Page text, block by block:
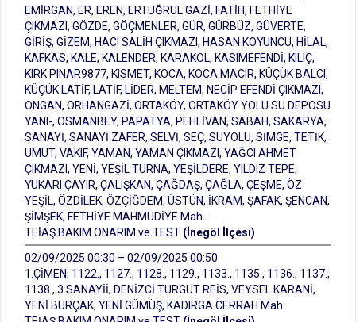
EMİRGAN, ER, EREN, ERTUĞRUL GAZİ, FATİH, FETHİYE
ÇIKMAZI, GÖZDE, GÖÇMENLER, GÜR, GÜRBÜZ, GÜVERTE,
GİRİŞ, GİZEM, HACI SALİH ÇIKMAZI, HASAN KOYUNCU, HİLAL,
KAFKAS, KALE, KALENDER, KARAKOL, KASIMEFENDİ, KILIÇ,
KIRK PINAR9877, KISMET, KOCA, KOCA MACIR, KÜÇÜK BALCI,
KÜÇÜK LATİF, LATİF, LİDER, MELTEM, NECİP EFENDİ ÇIKMAZI,
ONGAN, ORHANGAZİ, ORTAKÖY, ORTAKÖY YOLU SU DEPOSU
YANI-, OSMANBEY, PAPATYA, PEHLİVAN, SABAH, SAKARYA,
SANAYİ, SANAYİ ZAFER, SELVİ, SEÇ, SUYOLU, SİMGE, TETİK,
UMUT, VAKIF, YAMAN, YAMAN ÇIKMAZI, YAĞCI AHMET
ÇIKMAZI, YENİ, YEŞİL TURNA, YEŞİLDERE, YILDIZ TEPE,
YUKARI ÇAYIR, ÇALIŞKAN, ÇAĞDAŞ, ÇAĞLA, ÇEŞME, ÖZ
YEŞİL, ÖZDİLEK, ÖZÇİĞDEM, ÜSTÜN, İKRAM, ŞAFAK, ŞENCAN,
ŞİMŞEK, FETHİYE MAHMUDİYE Mah.
TEİAŞ BAKIM ONARIM ve TEST (İnegöl İlçesi)
02/09/2025 00:30 – 02/09/2025 00:50
1.ÇİMEN, 1122., 1127., 1128., 1129., 1133., 1135., 1136., 1137.,
1138., 3.SANAYİİ, DENİZCİ TURGUT REİS, VEYSEL KARANİ,
YENİ BURÇAK, YENİ GÜMÜŞ, KADIRGA CERRAH Mah.